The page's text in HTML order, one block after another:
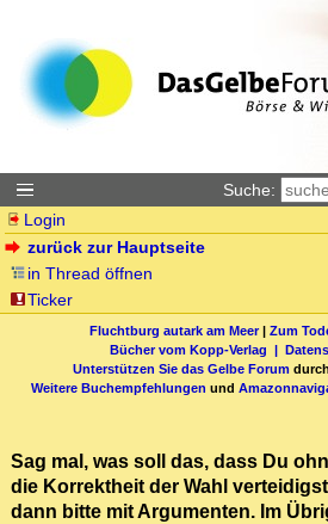
Suche:
Login
zurück zur Hauptseite
in Thread öffnen
Ticker
Fluchtburg autark am Meer| Zum
Bücher vom Kopp-Verlag |
Unterstützen Sie das Gelbe Forum durch
Weitere Buchempfehlungen und
Sag mal, was soll das, dass Du
die Korrektheit der Wahl
dann bitte mit Argumenten. Im